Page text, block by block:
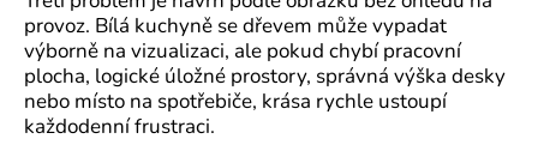
provoz. Bílá kuchyně se dřevem může vypadat
výborně na vizualizaci, ale pokud chybí pracovní
plocha, logické úložné prostory, správná výška desky
nebo místo na spotřebiče, krása rychle ustoupí
každodenní frustraci.